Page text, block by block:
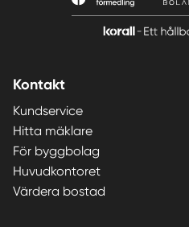
Kontakt
Kundservice
Hitta mäklare
För byggbolag
Huvudkontoret
Värdera bostad